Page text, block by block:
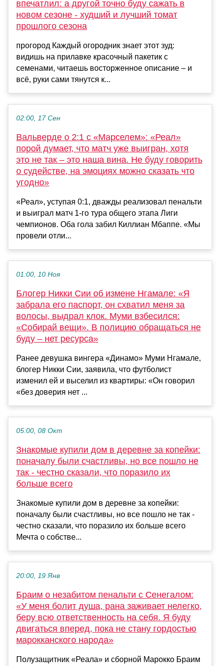
впечатлил: а другой точно буду сажать в
новом сезоне - худший и лучший томат
прошлого сезона
прогород Каждый огородник знает этот зуд:
видишь на прилавке красочный пакетик с
семенами, читаешь восторженное описание – и
всё, руки сами тянутся к...
02:00, 17 Сен
Вальверде о 2:1 с «Марселем»: «Реал»
порой думает, что матч уже выигран, хотя
это не так – это наша вина. Не буду говорить
о судействе, на эмоциях можно сказать что
угодно»
«Реал», уступая 0:1, дважды реализовал пенальти
и выиграл матч 1-го тура общего этапа Лиги
чемпионов. Оба гола забил Киллиан Мбаппе. «Мы
провели отли...
01:00, 10 Ноя
Блогер Никки Сии об измене Нгамале: «Я
забрала его паспорт, он схватил меня за
волосы, выдрал клок. Муми взбесился:
«Собирай вещи». В полицию обращаться не
буду – нет ресурса»
Ранее девушка вингера «Динамо» Муми Нгамале,
блогер Никки Сии, заявила, что футболист
изменил ей и выселил из квартиры: «Он говорил
«без доверия нет ...
05:00, 08 Окт
Знакомые купили дом в деревне за копейки:
поначалу были счастливы, но все пошло не
так - честно сказали, что поразило их
больше всего
Знакомые купили дом в деревне за копейки:
поначалу были счастливы, но все пошло не так -
честно сказали, что поразило их больше всего
Мечта о собстве...
20:00, 19 Янв
Браим о незабитом пенальти с Сенегалом:
«У меня болит душа, рана заживает нелегко,
беру всю ответственность на себя. Я буду
двигаться вперед, пока не стану гордостью
марокканского народа»
Полузащитник «Реала» и сборной Марокко Браим